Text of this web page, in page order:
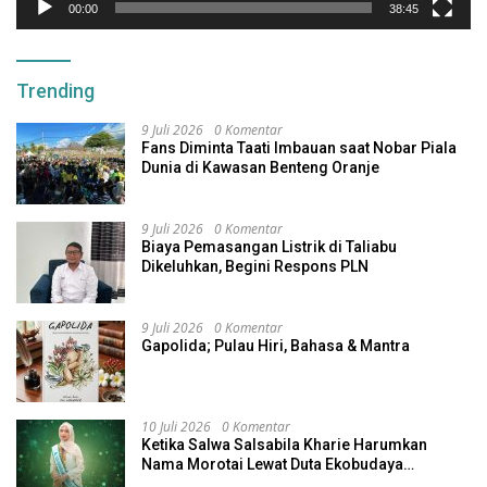
00:00 38:45
Trending
9 Juli 2026 0 Komentar
Fans Diminta Taati Imbauan saat Nobar Piala
Dunia di Kawasan Benteng Oranje
9 Juli 2026 0 Komentar
Biaya Pemasangan Listrik di Taliabu
Dikeluhkan, Begini Respons PLN
9 Juli 2026 0 Komentar
Gapolida; Pulau Hiri, Bahasa & Mantra
10 Juli 2026 0 Komentar
Ketika Salwa Salsabila Kharie Harumkan
Nama Morotai Lewat Duta Ekobudaya